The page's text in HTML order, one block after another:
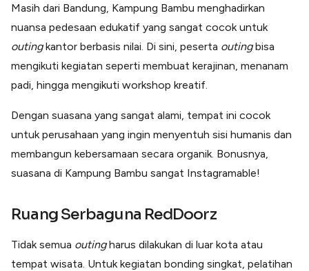
Masih dari Bandung, Kampung Bambu menghadirkan
nuansa pedesaan edukatif yang sangat cocok untuk
outingkantor berbasis nilai. Di sini, peserta outingbisa
mengikuti kegiatan seperti membuat kerajinan, menanam
padi, hingga mengikuti workshop kreatif.
Dengan suasana yang sangat alami, tempat ini cocok
untuk perusahaan yang ingin menyentuh sisi humanis dan
membangun kebersamaan secara organik. Bonusnya,
suasana di Kampung Bambu sangat Instagramable!
Ruang Serbaguna RedDoorz
Tidak semua outingharus dilakukan di luar kota atau
tempat wisata. Untuk kegiatan bonding singkat, pelatihan